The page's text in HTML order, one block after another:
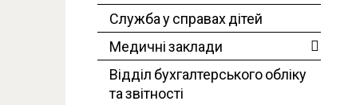
Служба у справах дітей
Медичні заклади
Відділ бухгалтерського обліку
та звітності